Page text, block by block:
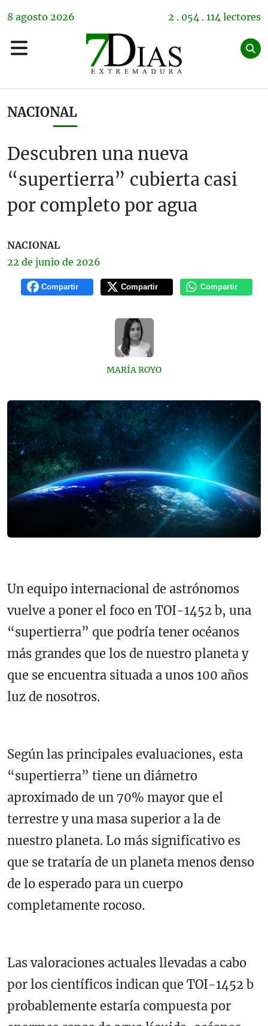
8 agosto 2026 2 . 054 . 114 lectores
NACIONAL
Descubren una nueva
“supertierra” cubierta casi
por completo por agua
NACIONAL
22 de junio de 2026
Compartir Compartir Compartir
MARÍA ROYO
Un equipo internacional de astrónomos
vuelve a poner el foco en TOI-1452 b, una
“supertierra” que podría tener océanos
más grandes que los de nuestro planeta y
que se encuentra situada a unos 100 años
luz de nosotros.
Según las principales evaluaciones, esta
“supertierra” tiene un diámetro
aproximado de un 70% mayor que el
terrestre y una masa superior a la de
nuestro planeta. Lo más significativo es
que se trataría de un planeta menos denso
de lo esperado para un cuerpo
completamente rocoso.
Las valoraciones actuales llevadas a cabo
por los científicos indican que TOI-1452 b
probablemente estaría compuesta por